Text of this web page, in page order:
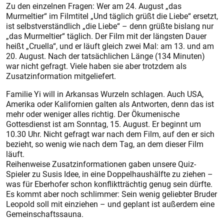
Zu den einzelnen Fragen: Wer am 24. August „das
Murmeltier“ im Filmtitel „Und täglich grüßt die Liebe“ ersetzt,
ist selbstverständlich „die Liebe“ – denn grüßte bislang nur
„das Murmeltier“ täglich. Der Film mit der längsten Dauer
heißt „Cruella“, und er läuft gleich zwei Mal: am 13. und am
20. August. Nach der tatsächlichen Länge (134 Minuten)
war nicht gefragt. Viele haben sie aber trotzdem als
Zusatzinformation mitgeliefert.
Familie Yi will in Arkansas Wurzeln schlagen. Auch USA,
Amerika oder Kalifornien galten als Antworten, denn das ist
mehr oder weniger alles richtig. Der Ökumenische
Gottesdienst ist am Sonntag, 15. August. Er be­ginnt um
10.30 Uhr. Nicht gefragt war nach dem Film, auf den er sich
bezieht, so wenig wie nach dem Tag, an dem dieser Film
läuft.
Reihenweise Zusatzinformationen gaben unsere Quiz-
Spieler zu Susis Idee, in eine Doppelhaushälfte zu ziehen –
was für Eberhofer schon konfliktträchtig genug sein dürfte.
Es kommt aber noch schlimmer: Sein wenig geliebter Bruder
Leopold soll mit einziehen – und geplant ist außerdem eine
Gemeinschaftssauna.